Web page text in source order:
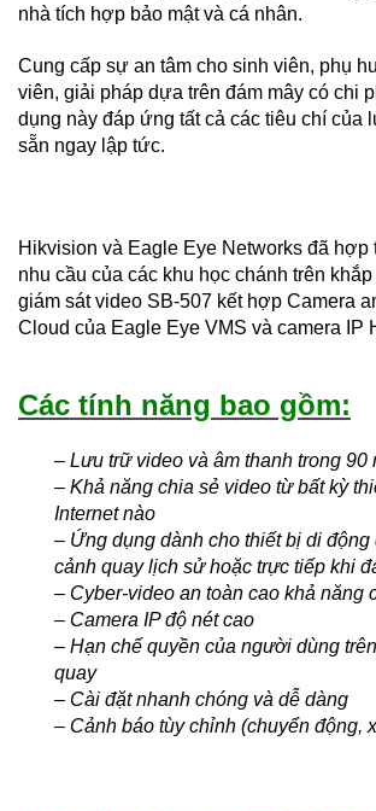
nhà tích hợp bảo mật và cá nhân.
Cung cấp sự an tâm cho sinh viên, phụ
viên, giải pháp dựa trên đám mây có chi
dụng này đáp ứng tất cả các tiêu chí của
sẵn ngay lập tức.
Hikvision và Eagle Eye Networks đã hợp
nhu cầu của các khu học chánh trên
giám sát video SB-507 kết hợp Camera
Cloud của Eagle Eye VMS và camera IP
Các tính năng bao gồm:
– Lưu trữ video và âm thanh trong 90
– Khả năng chia sẻ video từ bất kỳ
Internet nào
– Ứng dụng dành cho thiết bị di động
cảnh quay lịch sử hoặc trực tiếp khi
– Cyber-video an toàn cao khả năng
– Camera IP độ nét cao
– Hạn chế quyền của người dùng
quay
– Cài đặt nhanh chóng và dễ dàng
– Cảnh báo tùy chỉnh (chuyển động,